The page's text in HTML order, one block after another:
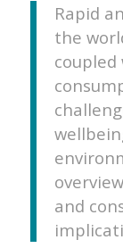
Rapid
the
and